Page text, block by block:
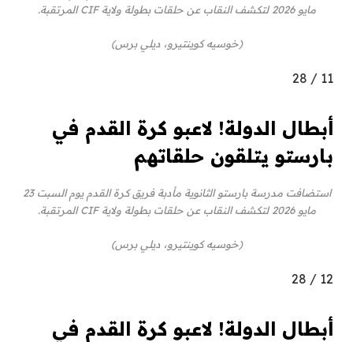
مايو 2026 لتكشف النقاب عن حلقات بطولة ولاية CIF المرتقبة.
(خوسيه كوينتيرو، ديلي برس)
11
/
28
أبطال الدولة! لاعبو كرة القدم في
بارستو يتلقون حلقاتهم
استضافت مدرسة بارستو الثانوية مأدبة فريق كرة القدم يوم السبت 23
مايو 2026 لتكشف النقاب عن حلقات بطولة ولاية CIF المرتقبة.
(خوسيه كوينتيرو، ديلي برس)
12
/
28
أبطال الدولة! لاعبو كرة القدم في